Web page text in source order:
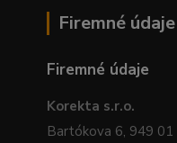
Firemné
Firemné údaje
Korekta s.r.o.
Bartókova 6, 949 01